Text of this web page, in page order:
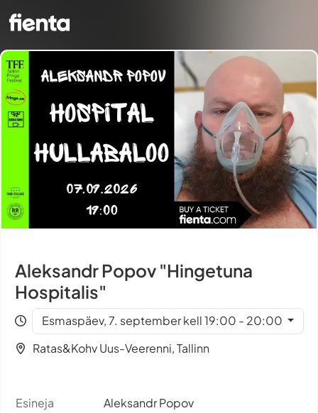
Aleksandr Popov "Hingetuna
Hospitalis"
Esmaspäev, 7. september kell 19:00 - 20:00
Ratas&Kohv Uus-Veerenni, Tallinn
Esineja
Aleksandr Popov